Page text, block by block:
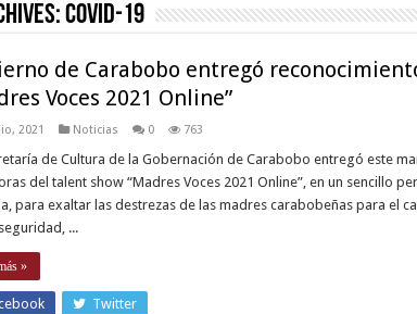
covid-19
de Carabobo entregó
Voces 2021 Online”
2021 Noticias 0 763
de Cultura de la Gobernación de Carabobo entregó este
del talent show “Madres Voces 2021 Online”, en un sencillo
para exaltar las destrezas de las madres carabobeñas para el
...
»
Twitter